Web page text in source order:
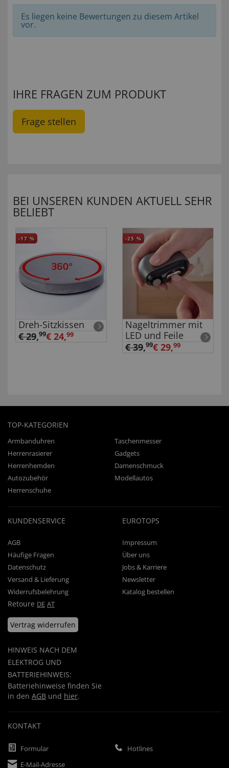
Es liegen keine Bewertungen zu diesem Artikel
vor.
IHRE FRAGEN ZUM PRODUKT
Frage stellen
BEI UNSEREN KUNDEN AKTUELL SEHR
BELIEBT
-17 %
Dreh-Sitzkissen
€ 29,99€ 24,99
-25 %
Nageltrimmer mit
LED und Feile
€ 39,99€ 29,99
TOP-KATEGORIEN
Armbanduhren
Taschenmesser
Herrenrasierer
Gadgets
Herrenhemden
Damenschmuck
Autozubehör
Modellautos
Herrenschuhe
KUNDENSERVICE
AGB
Häufige Fragen
Datenschutz
Versand & Lieferung
Widerrufsbelehrung
Retoure DE AT
Vertrag widerrufen
HINWEIS NACH DEM
ELEKTROG UND
BATTERIEHINWEIS:
Batteriehinweise finden Sie
in den AGB und hier.
EUROTOPS
Impressum
Über uns
Jobs & Karriere
Newsletter
Katalog bestellen
KONTAKT
Formular
Hotlines
E-Mail-Adresse